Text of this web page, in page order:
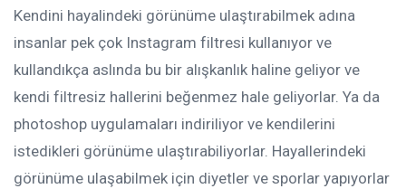
Kendini hayalindeki görünüme ulaştırabilmek adına
insanlar pek çok Instagram filtresi kullanıyor ve
kullandıkça aslında bu bir alışkanlık haline geliyor ve
kendi filtresiz hallerini beğenmez hale geliyorlar. Ya da
photoshop uygulamaları indiriliyor ve kendilerini
istedikleri görünüme ulaştırabiliyorlar. Hayallerindeki
görünüme ulaşabilmek için diyetler ve sporlar yapıyorlar